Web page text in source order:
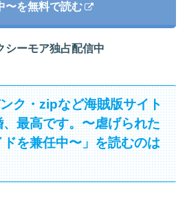
〜を無料で読む
シーモア独占配信中
ク・zipなど海賊版サイト
最高です。〜虐げられた
を兼任中〜」を読むのは